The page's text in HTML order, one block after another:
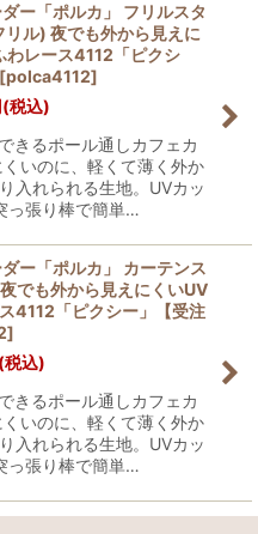
ー「ポルカ」 フリルスタ
ル) 夜でも外から見えに
わレース4112「ピクシ
[polca4112]
(税込)
きるポール通しカフェカ
いのに、軽くて薄く外か
入れられる生地。UVカッ
っ張り棒で簡単…
ー「ポルカ」 カーテンス
でも外から見えにくいUV
4112「ピクシー」【受注
]
(税込)
きるポール通しカフェカ
いのに、軽くて薄く外か
入れられる生地。UVカッ
っ張り棒で簡単…